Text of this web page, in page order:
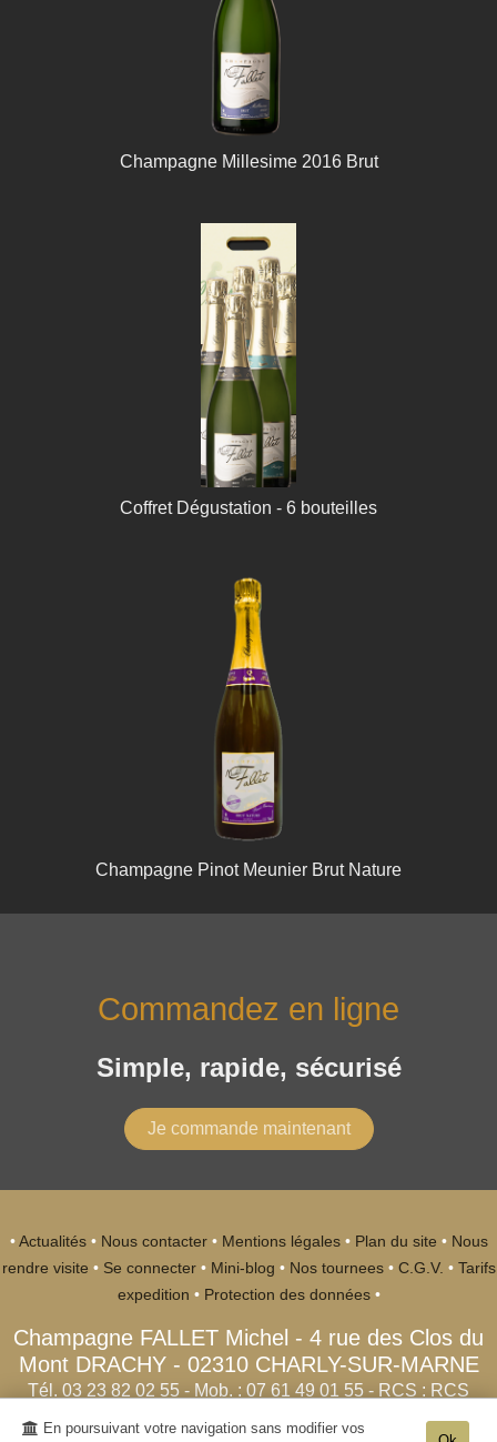
Champagne Millesime 2016 Brut
Coffret Dégustation - 6 bouteilles
Champagne Pinot Meunier Brut Nature
Commandez en ligne
Simple, rapide, sécurisé
Je commande maintenant
•Actualités • Nous contacter • Mentions légales • Plan du site • Nous
rendre visite • Se connecter • Mini-blog • Nos tournees • C.G.V. • Tarifs
expedition • Protection des données •
Champagne FALLET Michel - 4 rue des Clos du
Mont DRACHY - 02310 CHARLY-SUR-MARNE
Tél. 03 23 82 02 55 - Mob. : 07 61 49 01 55 - RCS : RCS
En poursuivant votre navigation sans modifier vos